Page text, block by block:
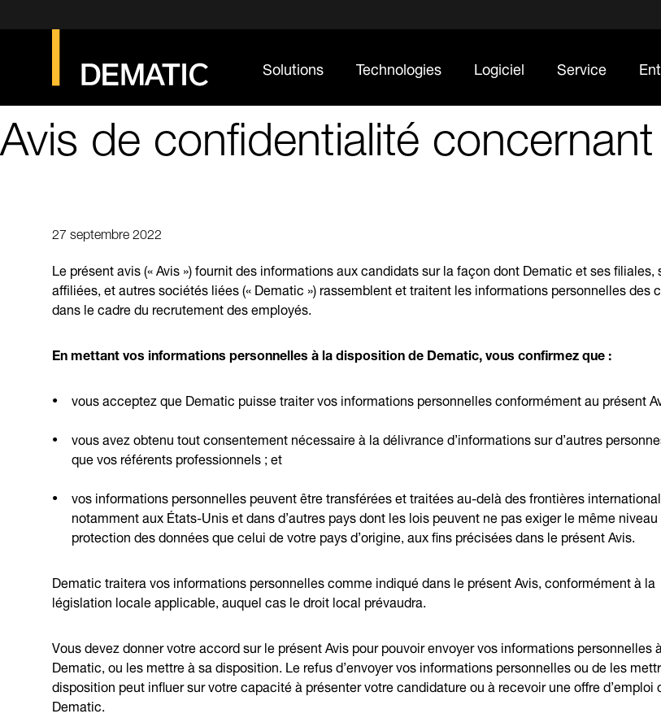
Solutions Technologies Logiciel Service
Avis de confidentialité
27 septembre 2022
Le présent avis (« Avis ») fournit des informations aux candidats sur la façon dont Dematic et ses
affiliées, et autres sociétés liées (« Dematic ») rassemblent et traitent les informations personnelles des
dans le cadre du recrutement des employés.
En mettant vos informations personnelles à la disposition de Dematic, vous confirmez que :
vous acceptez que Dematic puisse traiter vos informations personnelles conformément au présent
vous avez obtenu tout consentement nécessaire à la délivrance d’informations sur d’autres
que vos référents professionnels ; et
vos informations personnelles peuvent être transférées et traitées au-delà des frontières
notamment aux États-Unis et dans d’autres pays dont les lois peuvent ne pas exiger le même
protection des données que celui de votre pays d’origine, aux fins précisées dans le présent Avis.
Dematic traitera vos informations personnelles comme indiqué dans le présent Avis, conformément à la
législation locale applicable, auquel cas le droit local prévaudra.
Vous devez donner votre accord sur le présent Avis pour pouvoir envoyer vos informations personnelles
Dematic, ou les mettre à sa disposition. Le refus d’envoyer vos informations personnelles ou de les
disposition peut influer sur votre capacité à présenter votre candidature ou à recevoir une offre d’emploi
Dematic.